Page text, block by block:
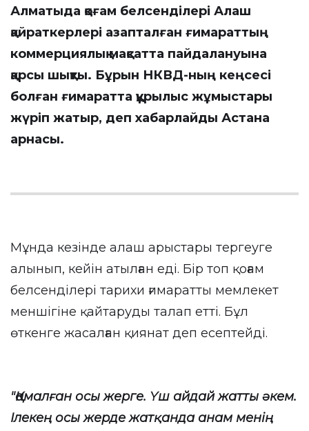
Алматыда қоғам белсенділері Алаш
қайраткерлері азапталған ғимараттың
коммерциялық мақсатта пайдалануына
қарсы шықты. Бұрын НКВД-ның кеңсесі
болған ғимаратта құрылыс жұмыстары
жүріп жатыр, деп хабарлайды Астана
арнасы.
Мұнда кезінде алаш арыстары тергеуге
алынып, кейін атылған еді. Бір топ қоғам
белсенділері тарихи ғимаратты мемлекет
меншігіне қайтаруды талап етті. Бұл
өткенге жасалған қиянат деп есептейді.
"Қамалған осы жерге. Үш айдай жатты әкем.
Ілекең осы жерде жатқанда анам менің